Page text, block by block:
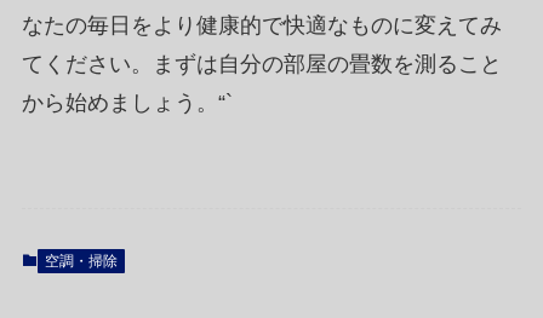
なたの毎日をより健康的で快適なものに変えてみ
てください。まずは自分の部屋の畳数を測ること
から始めましょう。“`
空調・掃除